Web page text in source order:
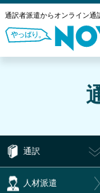
通訳者派遣からオンライン通
通訳
人材派遣